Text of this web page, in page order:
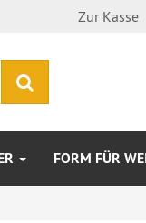
Zur Kasse
FORM FÜR